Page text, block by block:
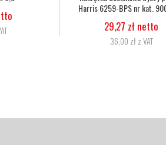
kat. 62902NX
netto
50-75mm nr kat.
34,15 zł
42,00 zł z VAT